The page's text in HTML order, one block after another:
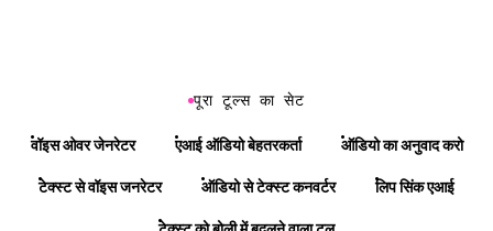
पूरा टूल्स का सेट
वॉइस ओवर जेनरेटर एआई ऑडियो बेहतरकर्ता ऑडियो का अनुवाद करो
टेक्स्ट से वॉइस जनरेटर ऑडियो से टेक्स्ट कनवर्टर लिप सिंक एआई